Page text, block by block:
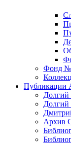
Фонд
Публикации
Долгий
Архив